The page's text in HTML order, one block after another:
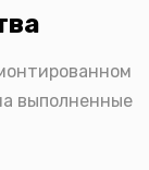
выполненные